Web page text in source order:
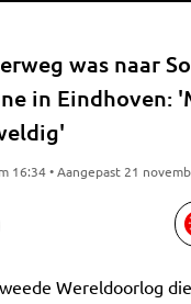
was naar
in Eindhoven:
16:34 • Aangepast 21
Wereldoorlog